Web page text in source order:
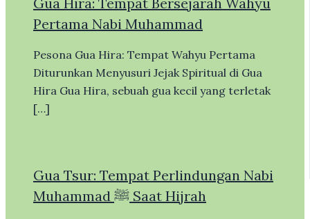
Pertama Nabi Muhammad
Pesona Gua Hira: Tempat Wahyu Pertama
Diturunkan Menyusuri Jejak Spiritual di Gua
Hira Gua Hira, sebuah gua kecil yang terletak
[…]
Gua Tsur: Tempat Perlindungan Nabi
Muhammad ﷺ Saat Hijrah